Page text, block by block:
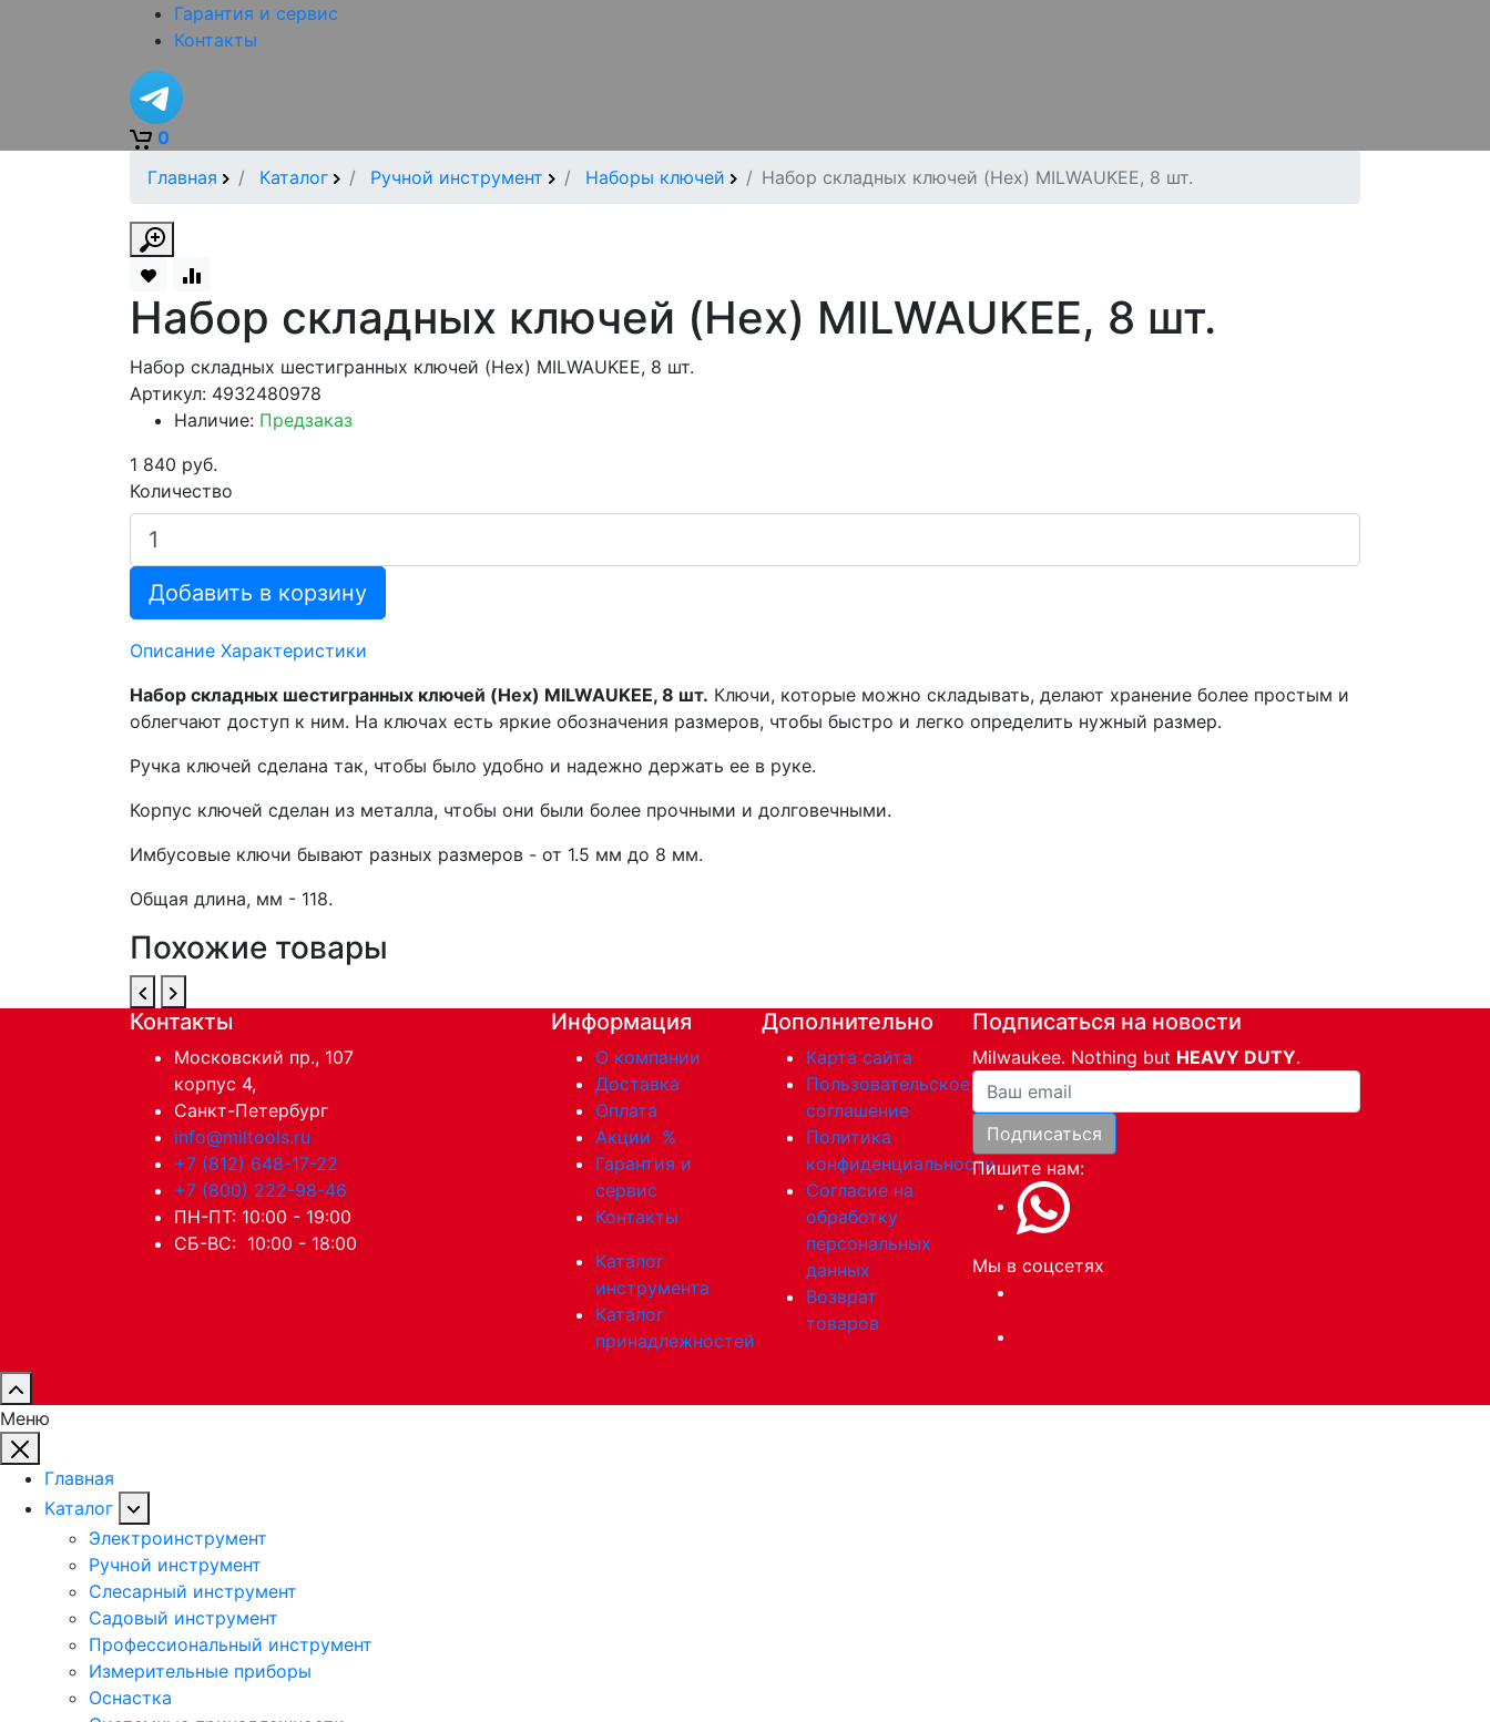
Гарантия и сервис
Контакты
0
Главная
Каталог Ручной инструмент Наборы ключей Набор складных ключей (Hex) MILWAUKEE, 8 шт.
Набор складных ключей (Hex) MILWAUKEE, 8 шт.
Набор складных шестигранных ключей (Hex) MILWAUKEE, 8 шт.
Артикул: 4932480978
Наличие: Предзаказ
1 840 руб.
Количество
Добавить в корзину
Описание Характеристики
Набор складных шестигранных ключей (Hex) MILWAUKEE, 8 шт. Ключи, которые можно складывать, делают хранение более простым и
облегчают доступ к ним. На ключах есть яркие обозначения размеров, чтобы быстро и легко определить нужный размер.
Ручка ключей сделана так, чтобы было удобно и надежно держать ее в руке.
Корпус ключей сделан из металла, чтобы они были более прочными и долговечными.
Имбусовые ключи бывают разных размеров - от 1.5 мм до 8 мм.
Общая длина, мм - 118.
Похожие товары
Контакты
Московский пр., 107
корпус 4,
Санкт-Петербург
info@miltools.ru
+7 (812) 648-17-22
+7 (800) 222-98-46
ПН-ПТ: 10:00 - 19:00
СБ-ВС: 10:00 - 18:00
Информация
О компании
Доставка
Оплата
Акции %
Гарантия и
сервис
Контакты
Каталог
инструмента
Каталог
принадлежностей
Дополнительно
Карта сайта
Пользовательское
соглашение
Политика
конфиденциальности
Согласие на
обработку
персональных
данных
Возврат
товаров
Подписаться на новости
Milwaukee. Nothing but HEAVY DUTY.
Ваша почта
Подписаться
Пишите нам:
Мы в соцсетях
Меню
Главная
Каталог
Электроинструмент
Ручной инструмент
Слесарный инструмент
Садовый инструмент
Профессиональный инструмент
Измерительные приборы
Оснастка